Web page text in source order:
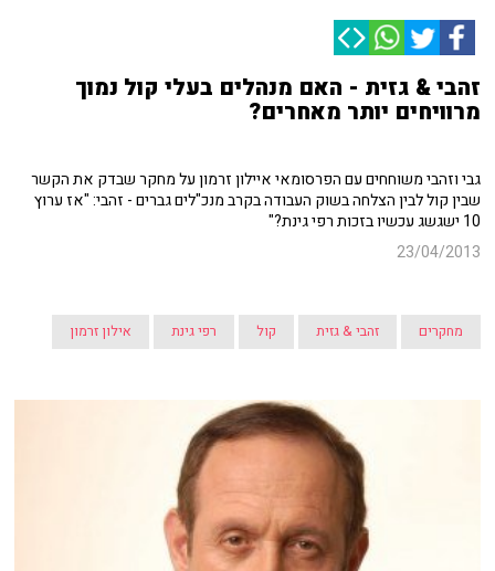
זהבי & גזית - האם מנהלים בעלי קול נמוך
מרוויחים יותר מאחרים?
גבי וזהבי משוחחים עם הפרסומאי איילון זרמון על מחקר שבדק את הקשר
שבין קול לבין הצלחה בשוק העבודה בקרב מנכ"לים גברים - זהבי: "אז ערוץ
10 ישגשג עכשיו בזכות רפי גינת?"
23/04/2013
מחקרים זהבי & גזית קול רפי גינת אילון זרמון